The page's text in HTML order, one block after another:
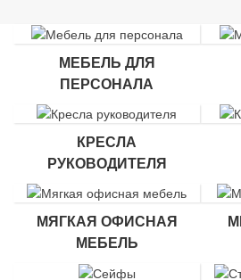
МЕБЕЛЬ ДЛЯ
ПЕРСОНАЛА
КРЕСЛА
РУКОВОДИТЕЛЯ
МЯГКАЯ ОФИСНАЯ
МЕБЕЛЬ